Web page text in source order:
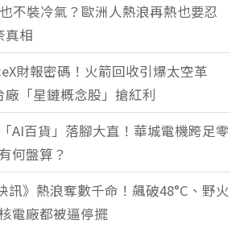
不裝冷氣？歐洲人熱浪再熱也要忍
真相
財報密碼！火箭回收引爆太空革
廠「星鏈概念股」搶紅利
AI百貨」落腳大直！華城電機跨足零
何盤算？
訊》熱浪奪數千命！飆破48°C、野火
電廠都被逼停擺